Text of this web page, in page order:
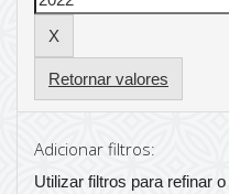
Retornar valores
Adicionar filtros:
Utilizar filtros para refinar